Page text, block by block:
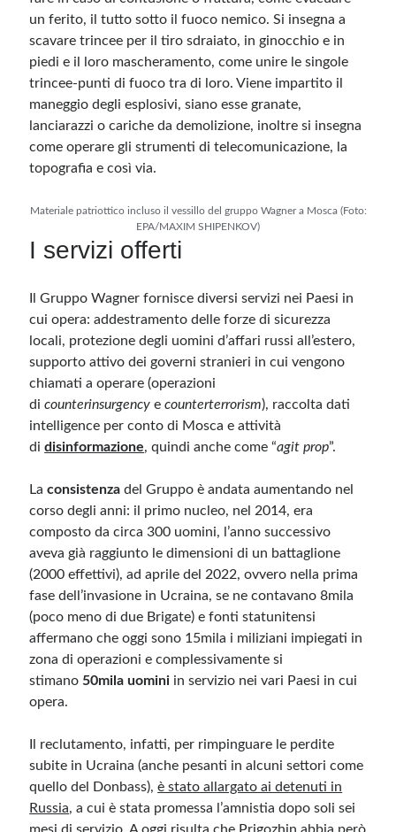
un ferito, il tutto sotto il fuoco nemico. Si insegna a
scavare trincee per il tiro sdraiato, in ginocchio e in
piedi e il loro mascheramento, come unire le singole
trincee-punti di fuoco tra di loro. Viene impartito il
maneggio degli esplosivi, siano esse granate,
lanciarazzi o cariche da demolizione, inoltre si insegna
come operare gli strumenti di telecomunicazione, la
topografia e così via.
Materiale patriottico incluso il vessillo del gruppo Wagner a Mosca (Foto:
EPA/MAXIM SHIPENKOV)
I servizi offerti
Il Gruppo Wagner fornisce diversi servizi nei Paesi in
cui opera: addestramento delle forze di sicurezza
locali, protezione degli uomini d’affari russi all’estero,
supporto attivo dei governi stranieri in cui vengono
chiamati a operare (operazioni
di counterinsurgency e counterterrorism), raccolta dati
intelligence per conto di Mosca e attività
di disinformazione, quindi anche come “agit prop”.
La consistenza del Gruppo è andata aumentando nel
corso degli anni: il primo nucleo, nel 2014, era
composto da circa 300 uomini, l’anno successivo
aveva già raggiunto le dimensioni di un battaglione
(2000 effettivi), ad aprile del 2022, ovvero nella prima
fase dell’invasione in Ucraina, se ne contavano 8mila
(poco meno di due Brigate) e fonti statunitensi
affermano che oggi sono 15mila i miliziani impiegati in
zona di operazioni e complessivamente si
stimano 50mila uomini in servizio nei vari Paesi in cui
opera.
Il reclutamento, infatti, per rimpinguare le perdite
subite in Ucraina (anche pesanti in alcuni settori come
quello del Donbass), è stato allargato ai detenuti in
Russia, a cui è stata promessa l’amnistia dopo soli sei